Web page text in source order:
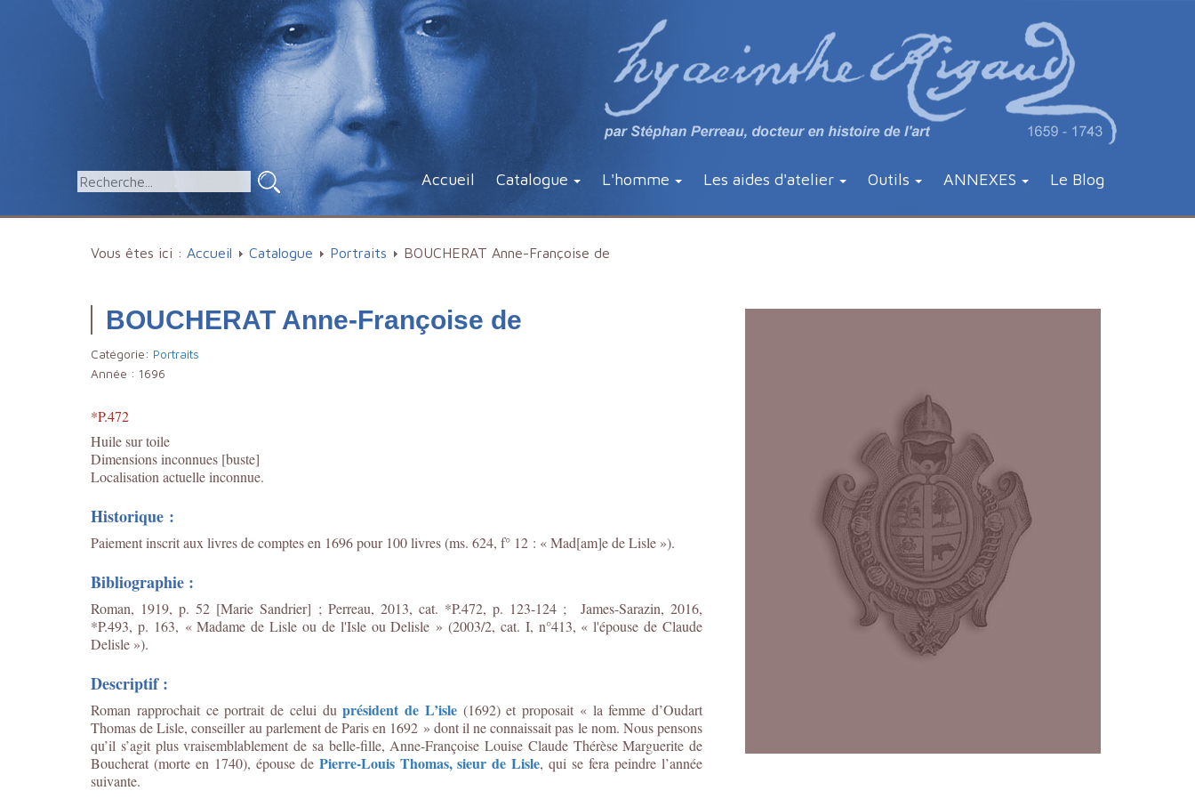
Accueil Catalogue L'homme Les aides d'atelier Outils ANNEXES Le Blog
Vous êtes ici : Accueil Catalogue Portraits BOUCHERAT Anne-Françoise de
BOUCHERAT Anne-Françoise de
Catégorie: Portraits
Année : 1696
*P.472
Huile sur toile
Dimensions inconnues [buste]
Localisation actuelle inconnue.
Historique :
Paiement inscrit aux livres de comptes en 1696 pour 100 livres (ms. 624, f° 12 : « Mad[am]ede Lisle »).
Bibliographie :
Roman, 1919, p. 52 [Marie Sandrier] ; Perreau, 2013, cat. *P.472, p. 123-124 ;
James-Sarazin, 2016,
*P.493, p. 163, « Madame de Lisle ou de l'Isle ou Delisle » (2003/2, cat. I, n°413, « l'épouse de Claude
Delisle »).
Descriptif :
Roman rapprochait ce portrait de celui duprésident de L’isle(1692) et proposait « la femme d’Oudart
Thomas de Lisle, conseiller au parlement de Paris en 1692 » dont il ne connaissait pas le nom. Nous pensons
qu’il s’agit plus vraisemblablement de sa belle-fille, Anne-Françoise Louise Claude Thérèse Marguerite de
Boucherat (morte en 1740), épouse de Pierre-Louis Thomas, sieur de Lisle, qui se fera peindre l’année
suivante.